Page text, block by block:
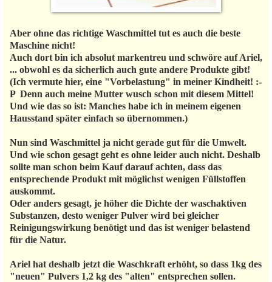
Aber ohne das richtige Waschmittel tut es auch die beste
Maschine nicht!
Auch dort bin ich absolut markentreu und schwöre auf Ariel,
... obwohl es da sicherlich auch gute andere Produkte gibt!
(Ich vermute hier, eine "Vorbelastung" in meiner Kindheit! :-
P Denn auch meine Mutter wusch schon mit diesem Mittel!
Und wie das so ist: Manches habe ich in meinem eigenen
Hausstand später einfach so übernommen.)
Nun sind Waschmittel ja nicht gerade gut für die Umwelt.
Und wie schon gesagt geht es ohne leider auch nicht. Deshalb
sollte man schon beim Kauf darauf achten, dass das
entsprechende Produkt mit möglichst wenigen Füllstoffen
auskommt.
Oder anders gesagt, je höher die Dichte der waschaktiven
Substanzen, desto weniger Pulver wird bei gleicher
Reinigungswirkung benötigt und das ist weniger belastend
für die Natur.
Ariel hat deshalb jetzt die Waschkraft erhöht, so dass 1kg des
"neuen" Pulvers 1,2 kg des "alten" entsprechen sollen.